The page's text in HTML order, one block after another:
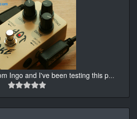
Ingo and I've been testing this p...